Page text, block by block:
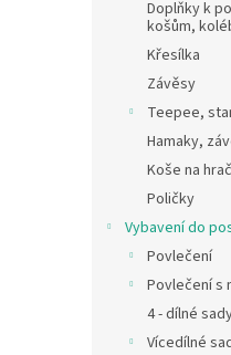
Doplňky k
košům,
Křesílka
Závěsy
Teepee,
Hamaky,
Koše na
Poličky
Vybavení do
Povlečení
Povlečení s
4 - dílné
Vícedílné